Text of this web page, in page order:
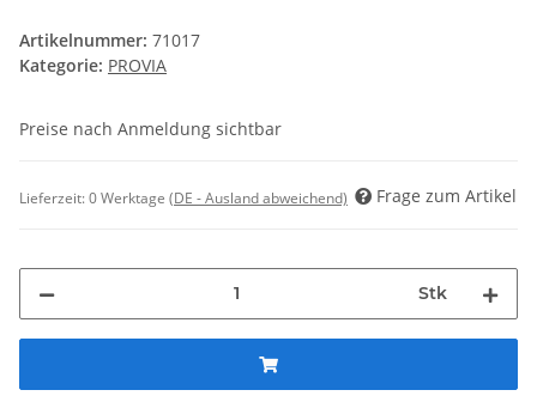
Artikelnummer: 71017
Kategorie: PROVIA
Preise nach Anmeldung sichtbar
Lieferzeit:0 Werktage (DE - Ausland abweichend) Frage zum Artikel
Stk